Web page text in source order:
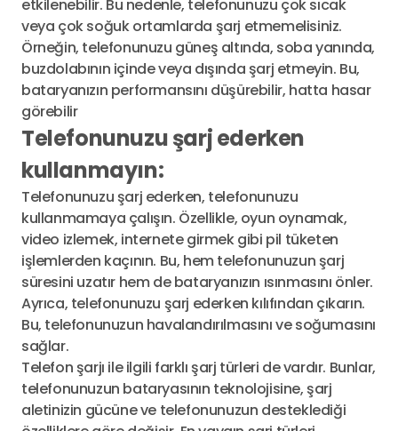
etkilenebilir. Bu nedenle, telefonunuzu çok sıcak
veya çok soğuk ortamlarda şarj etmemelisiniz.
Örneğin, telefonunuzu güneş altında, soba yanında,
buzdolabının içinde veya dışında şarj etmeyin. Bu,
bataryanızın performansını düşürebilir, hatta hasar
görebilir
Telefonunuzu şarj ederken
kullanmayın:
Telefonunuzu şarj ederken, telefonunuzu
kullanmamaya çalışın. Özellikle, oyun oynamak,
video izlemek, internete girmek gibi pil tüketen
işlemlerden kaçının. Bu, hem telefonunuzun şarj
süresini uzatır hem de bataryanızın ısınmasını önler.
Ayrıca, telefonunuzu şarj ederken kılıfından çıkarın.
Bu, telefonunuzun havalandırılmasını ve soğumasını
sağlar.
Telefon şarjı ile ilgili farklı şarj türleri de vardır. Bunlar,
telefonunuzun bataryasının teknolojisine, şarj
aletinizin gücüne ve telefonunuzun desteklediği